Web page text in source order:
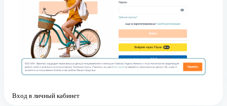
Вход в личный кабинет